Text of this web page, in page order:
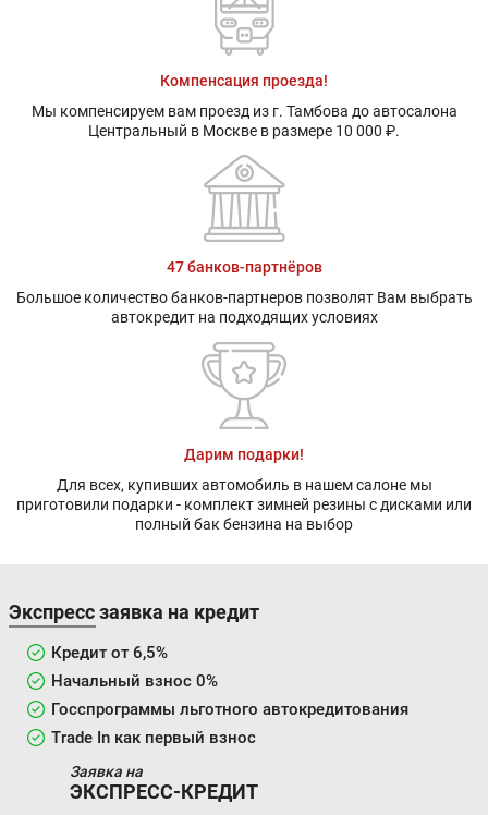
Компенсация проезда!
Мы компенсируем вам проезд из г. Тамбова до автосалона
Центральный в Москве в размере 10 000 ₽.
47 банков-партнёров
Большое количество банков-партнеров позволят Вам выбрать
автокредит на подходящих условиях
Дарим подарки!
Для всех, купивших автомобиль в нашем салоне мы
приготовили подарки - комплект зимней резины с дисками или
полный бак бензина на выбор
Экспресс заявка на кредит
Кредит от 6,5%
Начальный взнос 0%
Госспрограммы льготного автокредитования
Trade In как первый взнос
Заявка на
ЭКСПРЕСС-КРЕДИТ